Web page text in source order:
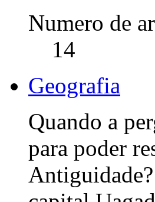
Numero de
14
Geografia
Quando a
para poder